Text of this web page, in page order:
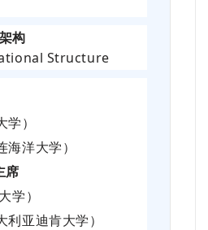
构
Structure
）
洋大学）
席
学）
亚迪肯大学）